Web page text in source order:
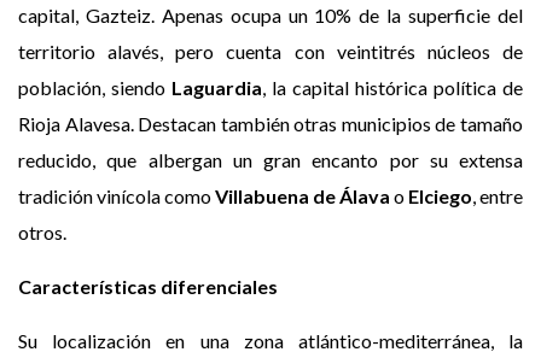
capital, Gazteiz. Apenas ocupa un 10% de la superficie del
territorio alavés, pero cuenta con veintitrés núcleos de
población, siendo Laguardia, la capital histórica política de
Rioja Alavesa. Destacan también otras municipios de tamaño
reducido, que albergan un gran encanto por su extensa
tradición vinícola comoVillabuena de Álava o Elciego, entre
otros.
Características diferenciales
Su localización en una zona atlántico-mediterránea, la